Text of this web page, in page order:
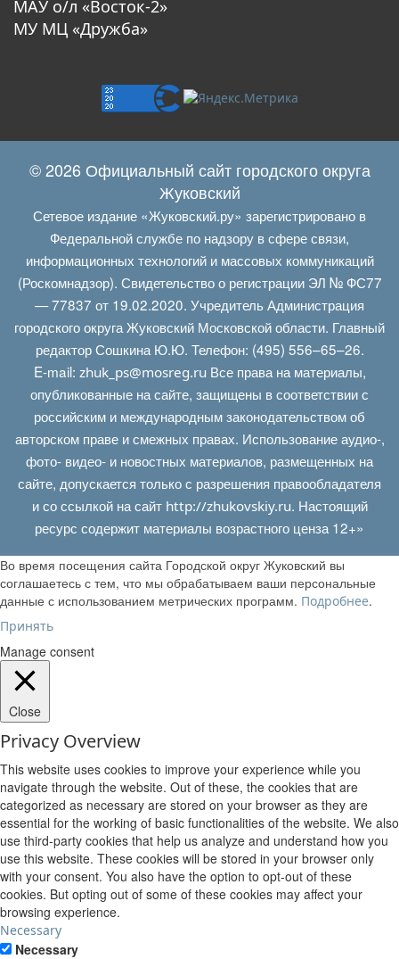
МАУ о/л «Восток-2»
МУ МЦ «Дружба»
© 2026 Официальный сайт городского округа
Жуковский
Сетевое издание «Жуковский.ру» зарегистрировано в
Федеральной службе по надзору в сфере связи,
информационных технологий и массовых коммуникаций
(Роскомнадзор). Свидетельство о регистрации ЭЛ № ФС77
— 77837 от 19.02.2020. Учредитель Администрация
городского округа Жуковский Московской области. Главный
редактор Сошкина Ю.Ю. Телефон: (495) 556–65–26.
E‑mail: zhuk_ps@mosreg.ruВсе права на материалы,
опубликованные на сайте, защищены в соответствии с
российским и международным законодательством об
авторском праве и смежных правах. Использование аудио-,
фото- видео- и новостных материалов, размещенных на
сайте, допускается только с разрешения правообладателя
и со ссылкой на сайт http://zhukovskiy.ru. Настоящий
ресурс содержит материалы возрастного ценза 12+»
Во время посещения сайта Городской округ Жуковский вы
соглашаетесь с тем, что мы обрабатываем ваши персональные
данные с использованием метрических программ. Подробнее.
Принять
Manage consent
Close
Privacy Overview
This website uses cookies to improve your experience while you
navigate through the website. Out of these, the cookies that are
categorized as necessary are stored on your browser as they are
essential for the working of basic functionalities of the website. We also
use third-party cookies that help us analyze and understand how you
use this website. These cookies will be stored in your browser only
with your consent. You also have the option to opt-out of these
cookies. But opting out of some of these cookies may affect your
browsing experience.
Necessary
Necessary